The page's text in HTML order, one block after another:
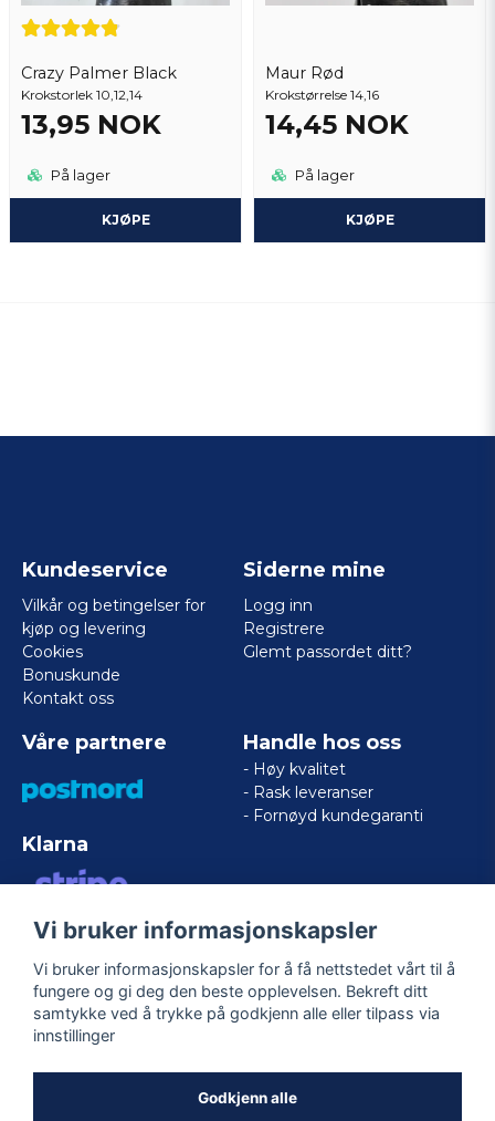
Crazy Palmer Black
Krokstorlek 10,12,14
13,95 NOK
På lager
KJØPE
Maur Rød
Krokstørrelse 14,16
14,45 NOK
På lager
KJØPE
Kundeservice
Vilkår og betingelser for
kjøp og levering
Cookies
Bonuskunde
Kontakt oss
Siderne mine
Logg inn
Registrere
Glemt passordet ditt?
Våre partnere
Klarna
VISA/MASTERCARD/AMERICAN
Handle hos oss
- Høy kvalitet
- Rask leveranser
- Fornøyd kundegaranti
Følg oss
Vi bruker informasjonskapsler
Vi bruker informasjonskapsler for å få nettstedet vårt til å
fungere og gi deg den beste opplevelsen. Bekreft ditt
samtykke ved å trykke på godkjenn alle eller tilpass via
innstillinger
Godkjenn alle